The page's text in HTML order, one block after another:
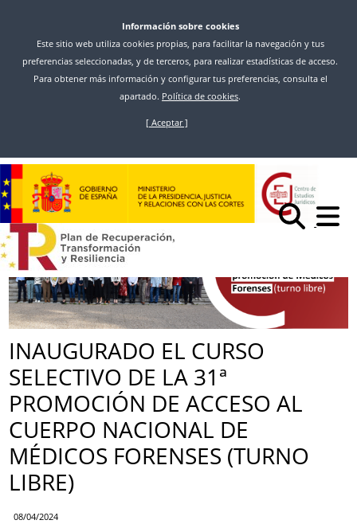
contingut
Información sobre cookies
Este sitio web utiliza cookies propias, para facilitar la navegación y tus
preferencias seleccionadas, y de terceros, para realizar estadísticas de acceso.
Para obtener más información y configurar tus preferencias, consulta el
apartado. Política de cookies.
[ Aceptar ]
INAUGURADO EL CURSO SELECTIVO DE LA 31ª PROMOCIÓN DE ACCESO
AL CUERPO NACIONAL DE MÉDICOS FORENSES (TURNO LIBRE)
INAUGURADO EL CURSO
SELECTIVO DE LA 31ª
PROMOCIÓN DE ACCESO AL
CUERPO NACIONAL DE
MÉDICOS FORENSES (TURNO
LIBRE)
08/04/2024